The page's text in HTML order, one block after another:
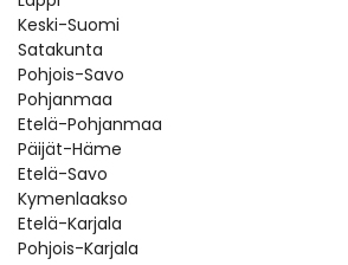
Keski-Suomi
Satakunta
Pohjois-Savo
Pohjanmaa
Etelä-Pohjanmaa
Päijät-Häme
Etelä-Savo
Kymenlaakso
Etelä-Karjala
Pohjois-Karjala